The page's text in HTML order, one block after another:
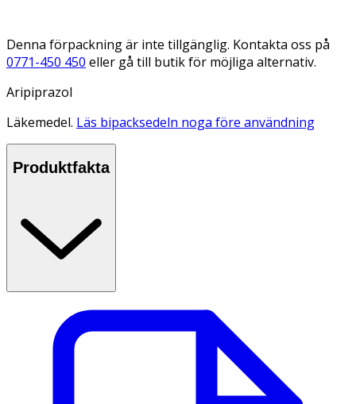
Denna förpackning är inte tillgänglig. Kontakta oss på
0771-450 450 eller gå till butik för möjliga alternativ.
Aripiprazol
Läkemedel. Läs bipacksedeln noga före användning
Produktfakta